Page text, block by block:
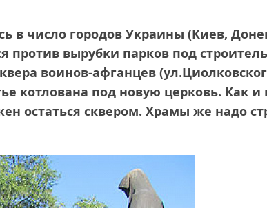
в число городов Украины (Киев,
против вырубки парков под
воинов‑афганцев
котлована под новую церковь. Как и
остаться сквером. Храмы же надо